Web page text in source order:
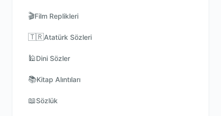
🎬Film Replikleri
🇹🇷Atatürk Sözleri
🕌Dini Sözler
📚Kitap Alıntıları
📖Sözlük